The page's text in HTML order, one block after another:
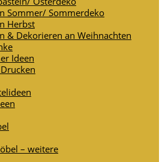
Sommer/ Sommerdeko
Herbst
& Dekorieren an Weihnachten
Ideen
– weitere